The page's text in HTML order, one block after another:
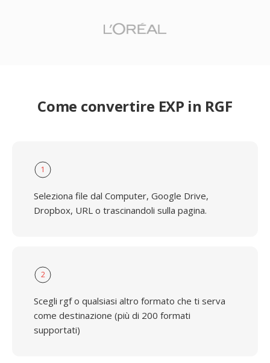
Come convertire EXP in RGF
1
Seleziona file dal Computer, Google Drive,
Dropbox, URL o trascinandoli sulla pagina.
2
Scegli rgf o qualsiasi altro formato che ti serva
come destinazione (più di 200 formati
supportati)